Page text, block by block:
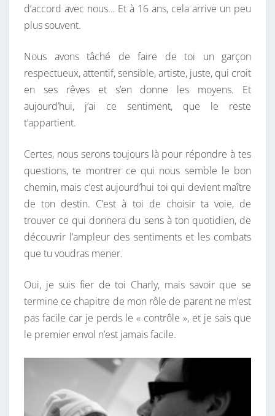
d’accord avec nous… Et à 16 ans, cela arrive un peu
plus souvent.
Nous avons tâché de faire de toi un garçon
respectueux, attentif, sensible, artiste, juste, qui croit
en ses rêves et s’en donne les moyens. Et
aujourd’hui, j’ai ce sentiment, que le reste
t’appartient.
Certes, nous serons toujours là pour répondre à tes
questions, te montrer ce qui nous semble le bon
chemin, mais c’est aujourd’hui toi qui devient maître
de ton destin. C’est à toi de choisir ta voie, de
trouver ce qui donnera du sens à ton quotidien, de
découvrir l’ampleur des sentiments et les combats
que tu voudras mener.
Oui, je suis fier de toi Charly, mais savoir que se
termine ce chapitre de mon rôle de parent ne m’est
pas facile car je perds le « contrôle », et je sais que
le premier envol n’est jamais facile.